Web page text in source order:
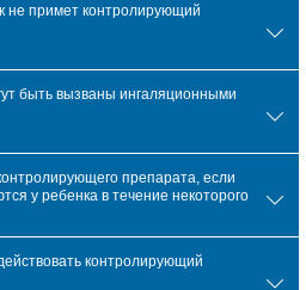
не примет контролирующий
быть вызваны ингаляционными
препарата, если
у ребенка в течение некоторого
контролирующий